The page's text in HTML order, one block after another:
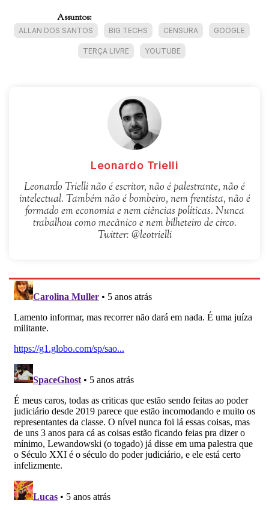
Assuntos:
ALLAN DOS SANTOS BIG TECHS CENSURA GOOGLE
TERÇA LIVRE YOUTUBE
Leonardo Trielli
Leonardo Trielli não é escritor, não é palestrante, não é
intelectual. Também não é bombeiro, nem frentista, não é
formado em economia e nem ciências políticas. Nunca
trabalhou como mecânico e nem bilheteiro de circo.
Twitter: @leotrielli